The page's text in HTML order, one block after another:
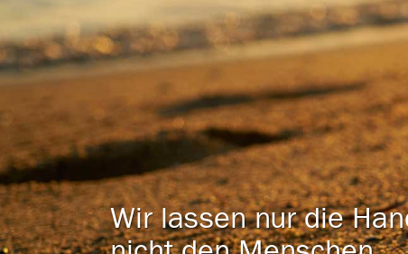
Wir lassen nur die